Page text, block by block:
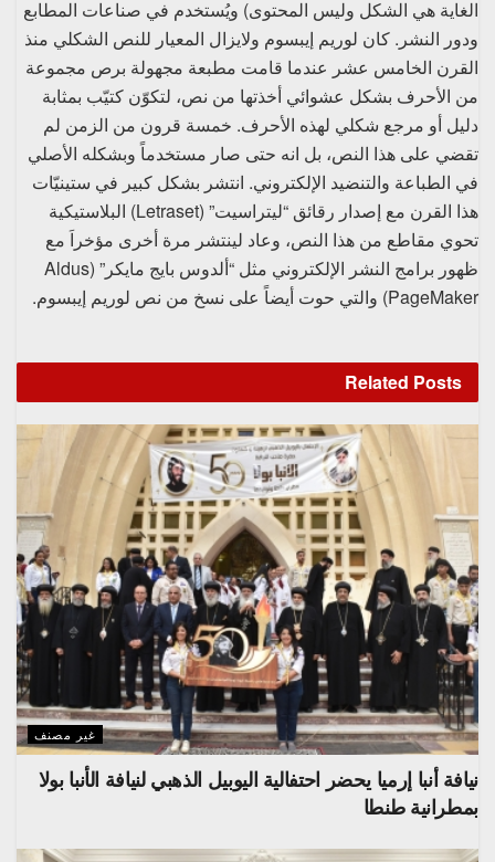
الغاية هي الشكل وليس المحتوى) ويُستخدم في صناعات المطابع
ودور النشر. كان لوريم إيبسوم ولايزال المعيار للنص الشكلي منذ
القرن الخامس عشر عندما قامت مطبعة مجهولة برص مجموعة
من الأحرف بشكل عشوائي أخذتها من نص، لتكوّن كتيّب بمثابة
دليل أو مرجع شكلي لهذه الأحرف. خمسة قرون من الزمن لم
تقضي على هذا النص، بل انه حتى صار مستخدماً وبشكله الأصلي
في الطباعة والتنضيد الإلكتروني. انتشر بشكل كبير في ستينيّات
هذا القرن مع إصدار رقائق “ليتراسيت” (Letraset) البلاستيكية
تحوي مقاطع من هذا النص، وعاد لينتشر مرة أخرى مؤخراَ مع
ظهور برامج النشر الإلكتروني مثل “ألدوس بايج مايكر” (Aldus
PageMaker) والتي حوت أيضاً على نسخ من نص لوريم إيبسوم.
Related Posts
غير مصنف
نيافة أنبا إرميا يحضر احتفالية اليوبيل الذهبي لنيافة الأنبا بولا
بمطرانية طنطا